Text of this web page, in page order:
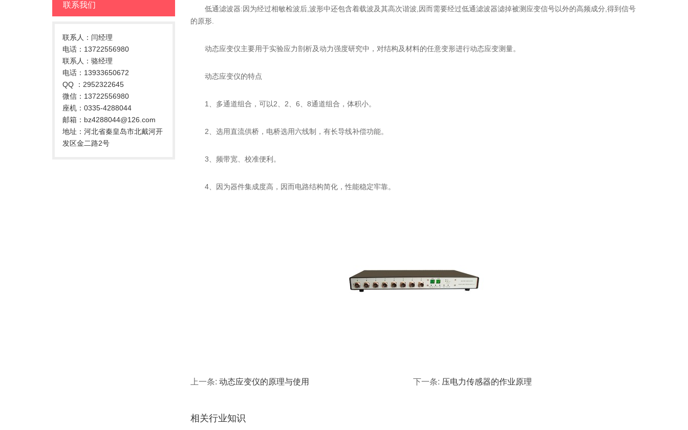
联系我们
联系人：闫经理
电话：13722556980
联系人：骆经理
电话：13933650672
QQ ：2952322645
微信：13722556980
座机：0335-4288044
邮箱：bz4288044@126.com
地址：河北省秦皇岛市北戴河开
发区金二路2号
低通滤波器:因为经过相敏检波后,波形中还包含着载波及其高次谐波,因而需要经过低通滤波器滤掉被测应变信号以外的高频成分,得到信号
的原形.
动态应变仪主要用于实验应力剖析及动力强度研究中，对结构及材料的任意变形进行动态应变测量。
动态应变仪的特点
1、多通道组合，可以2、2、6、8通道组合，体积小。
2、选用直流供桥，电桥选用六线制，有长导线补偿功能。
3、频带宽、校准便利。
4、因为器件集成度高，因而电路结构简化，性能稳定牢靠。
上一条: 动态应变仪的原理与使用 下一条: 压电力传感器的作业原理
相关行业知识